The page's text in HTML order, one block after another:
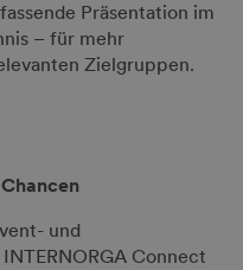
Präsentation im
– für mehr
Zielgruppen.
und
Connect